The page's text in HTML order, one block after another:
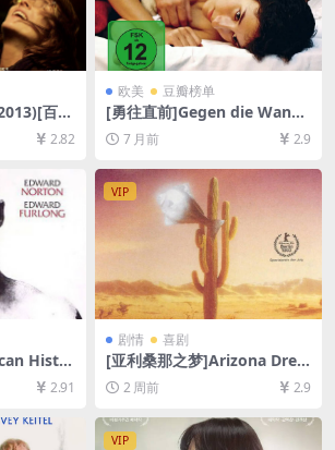
百度
超
中文字
2.82
欧美 豆瓣榜单
[勇往直前]Gegen die Wand
(2004)[百度网盘+夸克网盘10
80P超清未删减资源][网盘在
字幕]
7 月前 2.9
Histor
+迅雷云
删减][MP
2.91
VIP
剧情 喜剧
[亚利桑那之梦]Arizona Drea
m (1993)[百度网盘+夸克网盘
1080P超清未删减资源][网盘
在线播放/下载][MP4/9.9GB]
[中英字幕]
2 周前 2.9
VIP